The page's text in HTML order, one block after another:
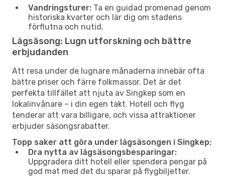
Vandringsturer: Ta en guidad promenad genom
historiska kvarter och lär dig om stadens
förflutna och nutid.
Lågsäsong: Lugn utforskning och bättre
erbjudanden
Att resa under de lugnare månaderna innebär ofta
bättre priser och färre folkmassor. Det är det
perfekta tillfället att njuta av Singkep som en
lokalinvånare – i din egen takt. Hotell och flyg
tenderar att vara billigare, och vissa attraktioner
erbjuder säsongsrabatter.
Topp saker att göra under lågsäsongen i Singkep:
Dra nytta av lågsäsongsbesparingar:
Uppgradera ditt hotell eller spendera pengar på
god mat med det du sparar på flygbiljetter.